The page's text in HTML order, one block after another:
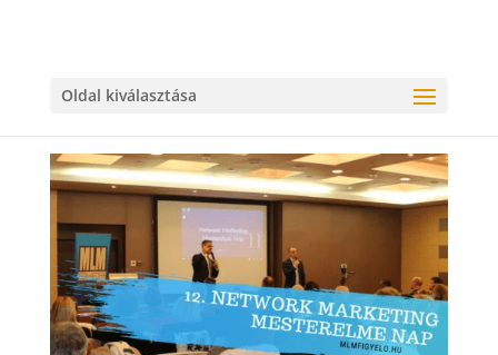
Oldal kiválasztása